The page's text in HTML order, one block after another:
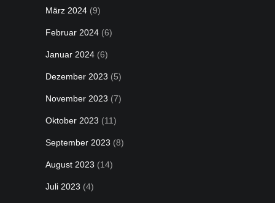
März 2024 (9)
Februar 2024 (6)
Januar 2024 (6)
Dezember 2023 (5)
November 2023 (7)
Oktober 2023 (11)
September 2023 (8)
August 2023 (14)
Juli 2023 (4)